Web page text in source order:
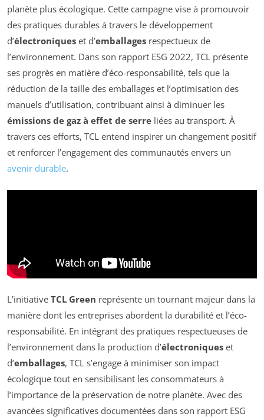
planète plus écologique. Cette campagne vise à promouvoir
des pratiques durables à travers le développement
d’électroniques et d’emballages respectueux de
l’environnement. Dans son rapport ESG 2022, TCL présente
ses progrès en matière d’éco-responsabilité, tels que la
réduction de la taille des emballages et l’optimisation des
manuels d’utilisation, contribuant ainsi à diminuer les
émissions de gaz à effet de serre liées au transport. À
travers ces efforts, TCL entend inspirer un changement positif
et renforcer l’engagement des communautés envers un
avenir durable.
L’initiative TCL Green représente un tournant majeur dans la
manière dont les entreprises abordent la durabilité et l’éco-
responsabilité. En intégrant des pratiques respectueuses de
l’environnement dans la production d’électroniques et
d’emballages, TCL s’engage à minimiser son impact
écologique tout en sensibilisant les consommateurs à
l’importance de la préservation de notre planète. Avec des
avancées significatives documentées dans son rapport ESG